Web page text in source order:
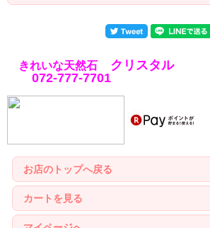
きれいな天然石
クリスタル
072-777-7701
お店のトップへ戻る
カートを見る